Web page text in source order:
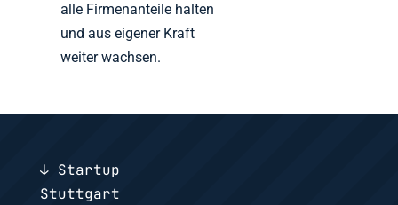
alle Firmenanteile halten
und aus eigener Kraft
weiter wachsen.
↓ Startup
Stuttgart